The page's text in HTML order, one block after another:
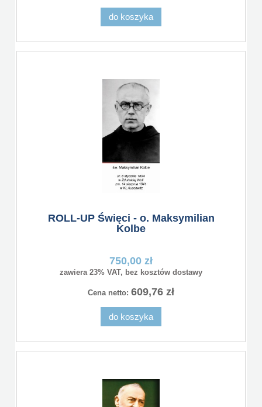
do koszyka
ROLL-UP Święci - o. Maksymilian
Kolbe
750,00 zł
zawiera 23% VAT, bez kosztów dostawy
Cena netto: 609,76 zł
do koszyka